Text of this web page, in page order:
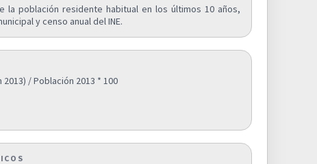
la población residente habitual en los últimos 10 años,
y censo anual del INE.
/ Población 2013 * 100